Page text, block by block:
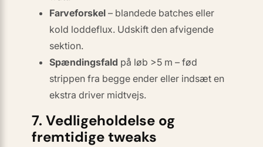
Farveforskel – blandede batches eller
kold loddeflux. Udskift den afvigende
sektion.
Spændingsfald på løb >5 m – fød
strippen fra begge ender eller indsæt en
ekstra driver midtvejs.
7. Vedligeholdelse og
fremtidige tweaks